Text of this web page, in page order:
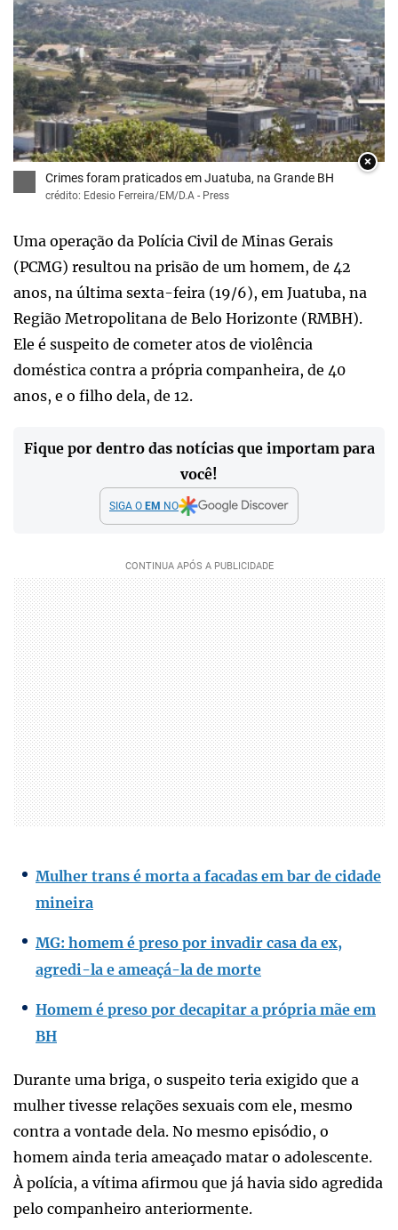
×
Crimes foram praticados em Juatuba, na Grande BH
crédito: Edesio Ferreira/EM/D.A - Press
Uma operação da Polícia Civil de Minas Gerais
(PCMG) resultou na prisão de um homem, de 42
anos, na última sexta-feira (19/6), em Juatuba, na
Região Metropolitana de Belo Horizonte (RMBH).
Ele é suspeito de cometer atos de violência
doméstica contra a própria companheira, de 40
anos, e o filho dela, de 12.
Fique por dentro das notícias que importam para
você!
SIGA O EM NO
Mulher trans é morta a facadas em bar de cidade
mineira
MG: homem é preso por invadir casa da ex,
agredi-la e ameaçá-la de morte
Homem é preso por decapitar a própria mãe em
BH
Durante uma briga, o suspeito teria exigido que a
mulher tivesse relações sexuais com ele, mesmo
contra a vontade dela. No mesmo episódio, o
homem ainda teria ameaçado matar o adolescente.
À polícia, a vítima afirmou que já havia sido agredida
pelo companheiro anteriormente.